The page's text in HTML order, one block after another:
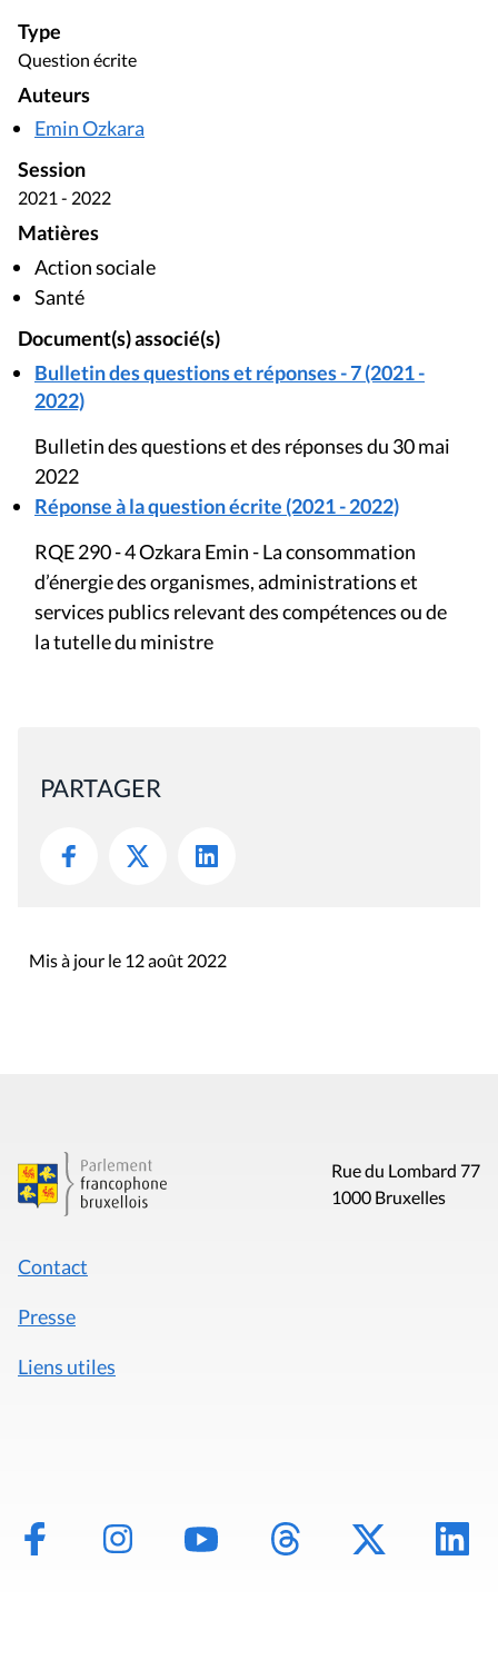
Type
Question écrite
Auteurs
Emin Ozkara
Session
2021 - 2022
Matières
Action sociale
Santé
Document(s) associé(s)
Bulletin des questions et réponses - 7 (2021 -
2022)
Bulletin des questions et des réponses du 30 mai
2022
Réponse à la question écrite (2021 - 2022)
RQE 290 - 4 Ozkara Emin - La consommation
d’énergie des organismes, administrations et
services publics relevant des compétences ou de
la tutelle du ministre
PARTAGER
Mis à jour le 12 août 2022
Rue du Lombard 77
1000 Bruxelles
Contact
Presse
Liens utiles